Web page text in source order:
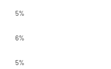
5%
6%
5%